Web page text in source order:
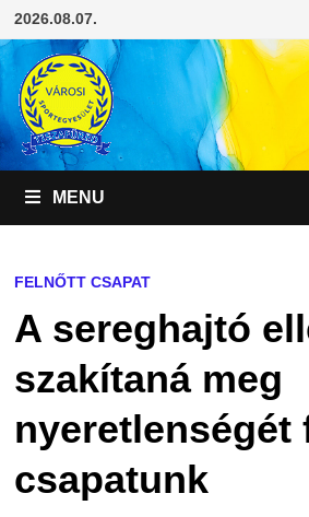
Skip
to
content
2026.08.07.
MENU
FELNŐTT CSAPAT
A sereghajtó
szakítaná meg
nyeretlenségét
csapatunk